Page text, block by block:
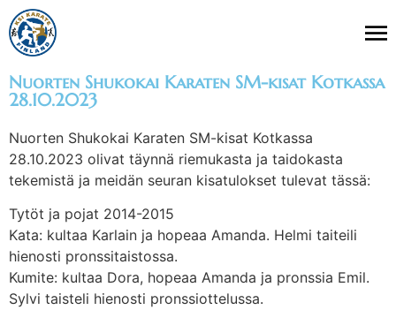
Nuorten Shukokai Karaten SM-kisat Kotkassa
28.10.2023
Nuorten Shukokai Karaten SM-kisat Kotkassa
28.10.2023 olivat täynnä riemukasta ja taidokasta
tekemistä ja meidän seuran kisatulokset tulevat tässä:
Tytöt ja pojat 2014-2015
Kata: kultaa Karlain ja hopeaa Amanda. Helmi taiteili
hienosti pronssitaistossa.
Kumite: kultaa Dora, hopeaa Amanda ja pronssia Emil.
Sylvi taisteli hienosti pronssiottelussa.